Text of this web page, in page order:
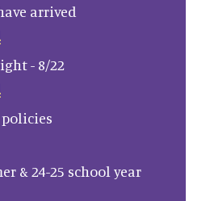
arrived
- 8/22
& 24-25 school year